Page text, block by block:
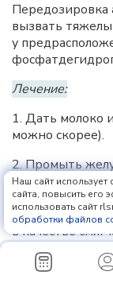
Передозировка
вызвать
у
Лечение:
1. Дать молоко
можно скорее).
2. Промыть
бикарбоната и
сульфатом
молоко и яйца
в качестве
После
Наш сайт
сайта, повысить его
использовать сайт
обработки файлов